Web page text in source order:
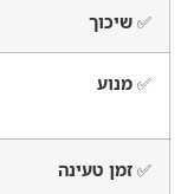
✅ שיכוך
✅ מנוע
✅ זמן טעינה